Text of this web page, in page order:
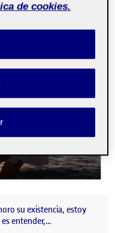
su existencia, estoy
entender,…
de cookies.